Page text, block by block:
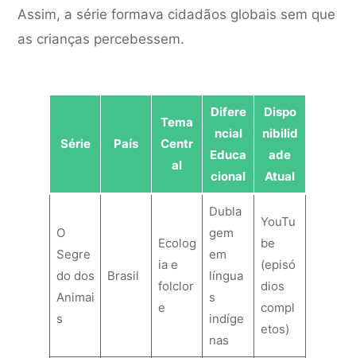
Assim, a série formava cidadãos globais sem que
as crianças percebessem.
Série País
Tema
Centr
al
Difere
ncial
Educa
cional
Dispo
nibilid
ade
Atual
O
Segre
do dos
Animai
s
Brasil
Ecolog
ia e
folclor
e
Dubla
gem
em
língua
s
indíge
nas
YouTu
be
(episó
dios
compl
etos)